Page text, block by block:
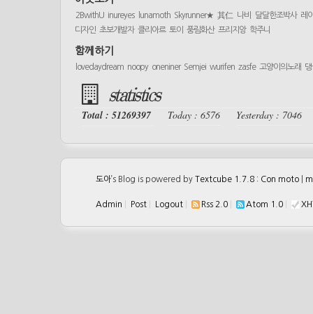
2BwithU inureyes lunamoth Skyrunner★ 其仁 나비 달달한조박사 레
디자인 초보개발자 클리아르 토이 풍림화산 프리지앙 학주니
함께하기
lovedaydream noopy oneniner Semjei wurifen zasfe 고양이의노래
statistics
Total : 51269397 Today : 6576 Yesterday : 7046
도아’s Blog is powered by Textcube 1.7.8 : Con moto
Admin Post Logout Rss 2.0 Atom 1.0